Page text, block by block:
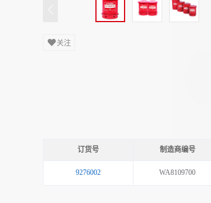
关注
订货号 制造商编号
9276002 WA8109700